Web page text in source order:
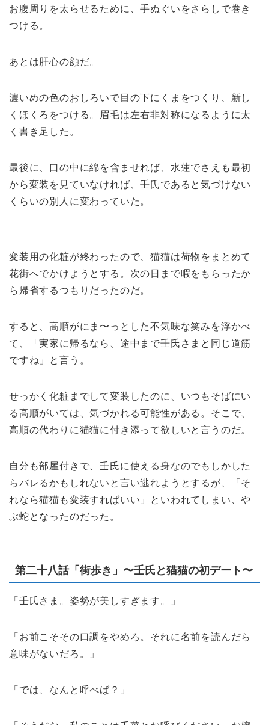
お腹周りを太らせるために、手ぬぐいをさらしで巻き
つける。
あとは肝心の顔だ。
濃いめの色のおしろいで目の下にくまをつくり、新し
くほくろをつける。眉毛は左右非対称になるように太
く書き足した。
最後に、口の中に綿を含ませれば、水蓮でさえも最初
から変装を見ていなければ、壬氏であると気づけない
くらいの別人に変わっていた。
変装用の化粧が終わったので、猫猫は荷物をまとめて
花街へでかけようとする。次の日まで暇をもらったか
ら帰省するつもりだったのだ。
すると、高順がにま〜っとした不気味な笑みを浮かべ
て、「実家に帰るなら、途中まで壬氏さまと同じ道筋
ですね」と言う。
せっかく化粧までして変装したのに、いつもそばにい
る高順がいては、気づかれる可能性がある。そこで、
高順の代わりに猫猫に付き添って欲しいと言うのだ。
自分も部屋付きで、壬氏に使える身なのでもしかした
らバレるかもしれないと言い逃れようとするが、「そ
れなら猫猫も変装すればいい」といわれてしまい、や
ぶ蛇となったのだった。
第二十八話「街歩き」〜壬氏と猫猫の初デート〜
「壬氏さま。姿勢が美しすぎます。」
「お前こそその口調をやめろ。それに名前を読んだら
意味がないだろ。」
「では、なんと呼べば？」